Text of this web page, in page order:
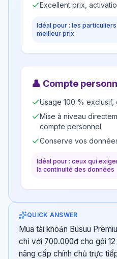
Excellent prix,
Idéal pour : les
meilleur prix
👤 Compte
Usage 100 %
Mise à niveau
compte personnel
Conserve vos
Idéal pour : ceux qui
la continuité des données
QUICK ANSWER
Mua tài khoản Busuu
chỉ với 700.000đ cho gói
nâng cấp chính chủ trực